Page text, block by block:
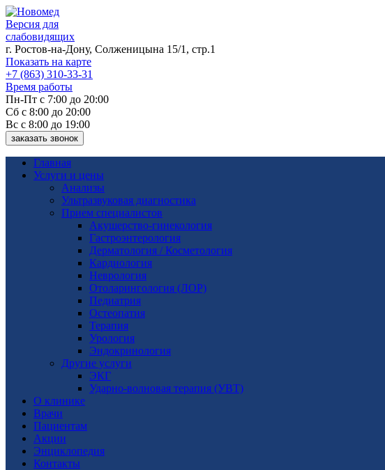
Версия для
слабовидящих
г. Ростов-на-Дону, Солженицына 15/1, стр.1
Показать на карте
+7 (863) 310-33-31
Время работы
Пн-Пт с 7:00 до 20:00
Сб с 8:00 до 20:00
Вс с 8:00 до 19:00
заказать звонок
Главная
Услуги и цены
Анализы
Ультразвуковая диагностика
Прием специалистов
Акушерство-гинекология
Гастроэнтерология
Дерматология / Косметология
Кардиология
Неврология
Отоларингология (ЛОР)
Педиатрия
Остеопатия
Терапия
Урология
Эндокринология
Другие услуги
ЭКГ
Ударно-волновая терапия (УВТ)
О клинике
Врачи
Пациентам
Акции
Энциклопедия
Контакты